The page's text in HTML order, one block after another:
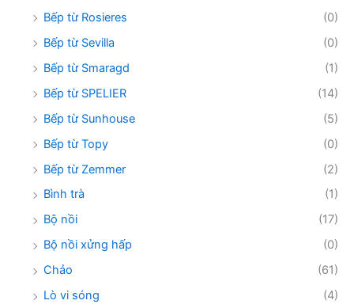
Bếp từ Rosieres
(0)
Bếp từ Sevilla
(0)
Bếp từ Smaragd
(1)
Bếp từ SPELIER
(14)
Bếp từ Sunhouse
(5)
Bếp từ Topy
(0)
Bếp từ Zemmer
(2)
Bình trà
(1)
Bộ nồi
(17)
Bộ nồi xửng hấp
(0)
Chảo
(61)
Lò vi sóng
(4)